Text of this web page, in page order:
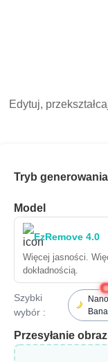
Edytuj,
Tryb generowania
Model
EzRemove 4.0
Więcej jasności.
dokładnością.
Szybki
wybór :
Nano
Przesyłanie